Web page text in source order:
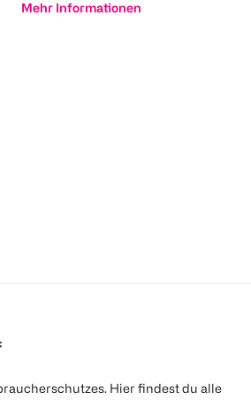
Mehr Informationen
Hier findest du alle